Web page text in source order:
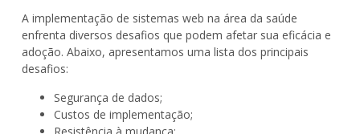
A implementação de sistemas web na área da saúde
enfrenta diversos desafios que podem afetar sua eficácia e
adoção. Abaixo, apresentamos uma lista dos principais
desafios:
Segurança de dados;
Custos de implementação;
Resistência à mudança;